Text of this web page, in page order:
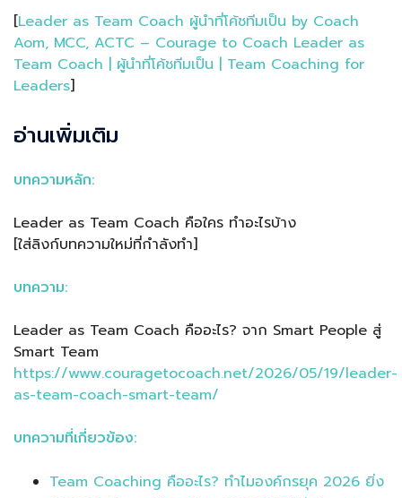
[Leader as Team Coach ผู้นำที่โค้ชทีมเป็น by Coach
Aom, MCC, ACTC – Courage to Coach Leader as
Team Coach | ผู้นำที่โค้ชทีมเป็น | Team Coaching for
Leaders]
อ่านเพิ่มเติม
บทความหลัก:
Leader as Team Coach คือใคร ทำอะไรบ้าง
[ใส่ลิงก์บทความใหม่ที่กำลังทำ]
บทความ:
Leader as Team Coach คืออะไร? จาก Smart People สู่
Smart Team
https://www.couragetocoach.net/2026/05/19/leader-
as-team-coach-smart-team/
บทความที่เกี่ยวข้อง:
Team Coaching คืออะไร? ทำไมองค์กรยุค 2026 ยิ่ง